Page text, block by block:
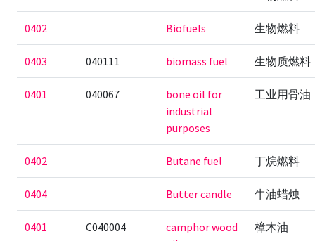
0402 Biofuels 生物燃料
0403 040111 biomass fuel 生物质燃料
0401 040067
bone oil for
industrial
purposes
工业用骨油
0402 Butane fuel 丁烷燃料
0404 Butter candle 牛油蜡烛
0401 C040004
camphor wood
樟木油